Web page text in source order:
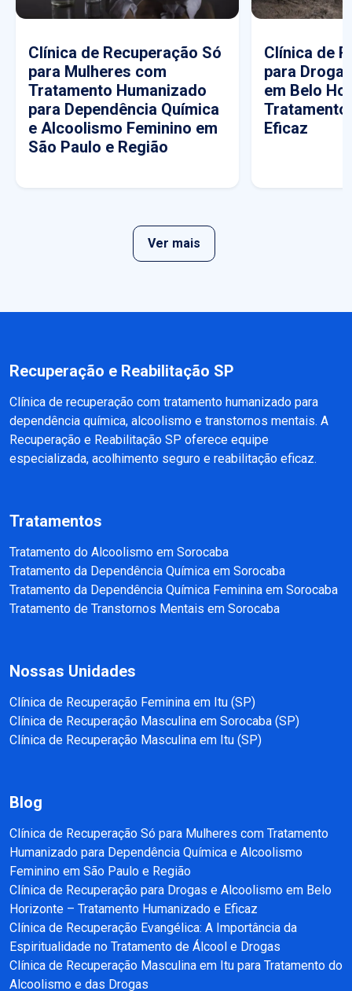
Clínica de Recuperação Só
para Mulheres com
Tratamento Humanizado
para Dependência Química
e Alcoolismo Feminino em
São Paulo e Região
Clínica de
para
em Belo
Tratamento
Eficaz
Ver mais
Recuperação e Reabilitação SP
Clínica de recuperação com tratamento humanizado para
dependência química, alcoolismo e transtornos mentais. A
Recuperação e Reabilitação SP oferece equipe
especializada, acolhimento seguro e reabilitação eficaz.
Tratamentos
Tratamento do Alcoolismo em Sorocaba
Tratamento da Dependência Química em Sorocaba
Tratamento da Dependência Química Feminina em Sorocaba
Tratamento de Transtornos Mentais em Sorocaba
Nossas Unidades
Clínica de Recuperação Feminina em Itu (SP)
Clínica de Recuperação Masculina em Sorocaba (SP)
Clínica de Recuperação Masculina em Itu (SP)
Blog
Clínica de Recuperação Só para Mulheres com Tratamento
Humanizado para Dependência Química e Alcoolismo
Feminino em São Paulo e Região
Clínica de Recuperação para Drogas e Alcoolismo em Belo
Horizonte – Tratamento Humanizado e Eficaz
Clínica de Recuperação Evangélica: A Importância da
Espiritualidade no Tratamento de Álcool e Drogas
Clínica de Recuperação Masculina em Itu para Tratamento do
Alcoolismo e das Drogas